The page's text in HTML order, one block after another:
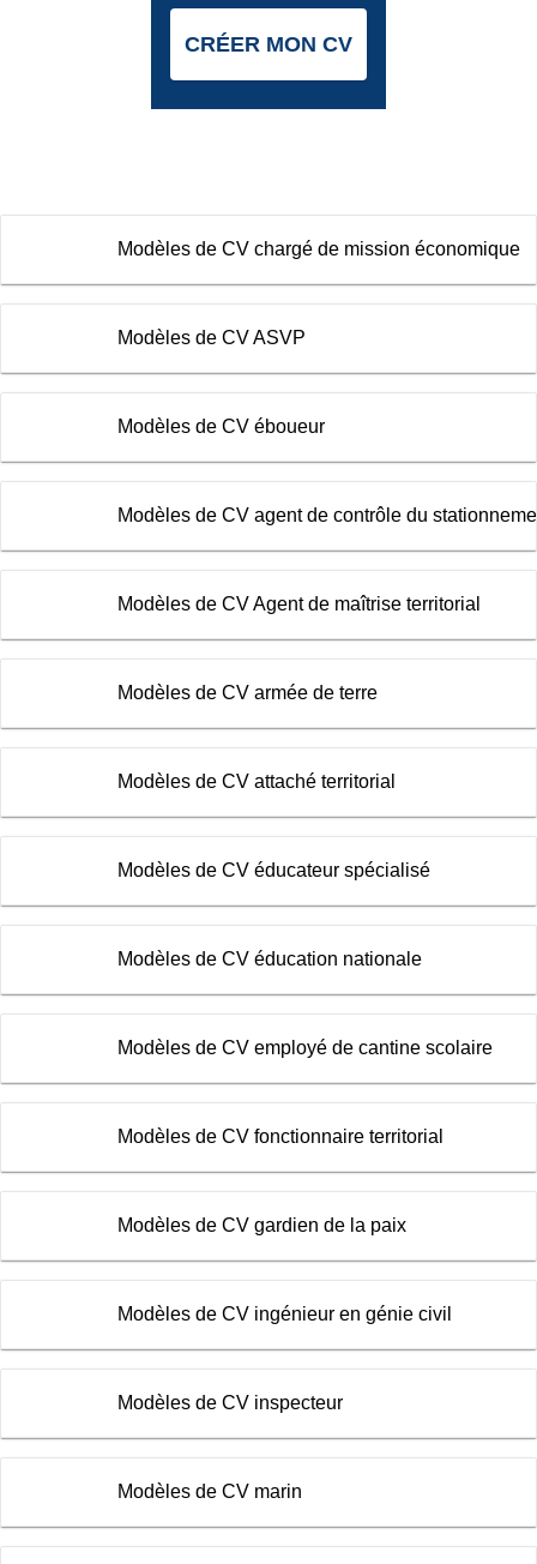
CRÉER MON CV
Modèles de CV chargé de mission économique
Modèles de CV ASVP
Modèles de CV éboueur
Modèles de CV agent de contrôle du
Modèles de CV Agent de maîtrise territorial
Modèles de CV armée de terre
Modèles de CV attaché territorial
Modèles de CV éducateur spécialisé
Modèles de CV éducation nationale
Modèles de CV employé de cantine scolaire
Modèles de CV fonctionnaire territorial
Modèles de CV gardien de la paix
Modèles de CV ingénieur en génie civil
Modèles de CV inspecteur
Modèles de CV marin